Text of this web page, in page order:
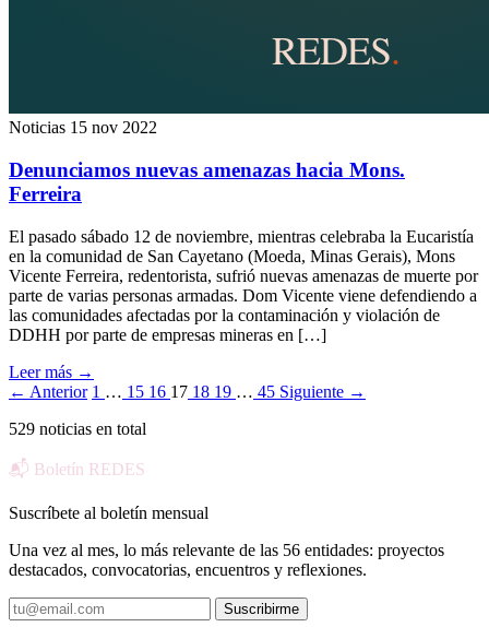
Noticias 15 nov 2022
Denunciamos nuevas amenazas hacia Mons.
Ferreira
El pasado sábado 12 de noviembre, mientras celebraba la Eucaristía
en la comunidad de San Cayetano (Moeda, Minas Gerais), Mons
Vicente Ferreira, redentorista, sufrió nuevas amenazas de muerte por
parte de varias personas armadas. Dom Vicente viene defendiendo a
las comunidades afectadas por la contaminación y violación de
DDHH por parte de empresas mineras en […]
Leer más →
← Anterior 1 … 15 16 17 18 19 … 45 Siguiente →
529 noticias en total
📬 Boletín REDES
Suscríbete al boletín mensual
Una vez al mes, lo más relevante de las 56 entidades: proyectos
destacados, convocatorias, encuentros y reflexiones.
Suscribirme